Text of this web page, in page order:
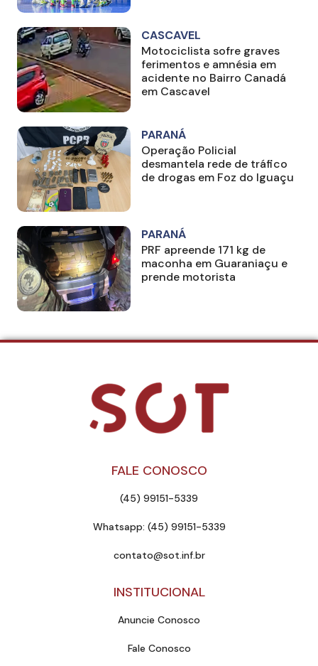
CASCAVEL
Motociclista sofre graves
ferimentos e amnésia em
acidente no Bairro Canadá
em Cascavel
PARANÁ
Operação Policial
desmantela rede de tráfico
de drogas em Foz do Iguaçu
PARANÁ
PRF apreende 171 kg de
maconha em Guaraniaçu e
prende motorista
FALE CONOSCO
(45) 99151-5339
Whatsapp: (45) 99151-5339
contato@sot.inf.br
INSTITUCIONAL
Anuncie Conosco
Fale Conosco